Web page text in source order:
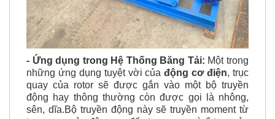
- Ứng dụng trong Hệ Thống Băng Tải: Một trong
những ứng dụng tuyệt vời của động cơ điện, trục
quay của rotor sẽ được gắn vào một bộ truyền
động hay thông thường còn được gọi là nhông,